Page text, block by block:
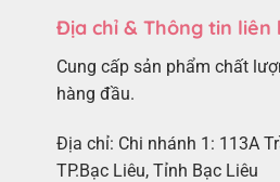
Địa chỉ & Thông tin liên
Cung cấp sản phẩm chất
hàng đầu.
Địa chỉ: Chi nhánh 1: 113A
TP.Bạc Liêu, Tỉnh Bạc Liêu